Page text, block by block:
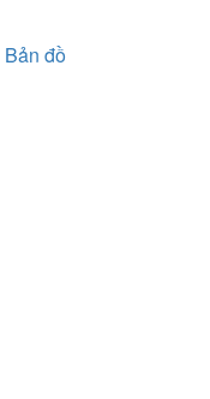
Bản đồ